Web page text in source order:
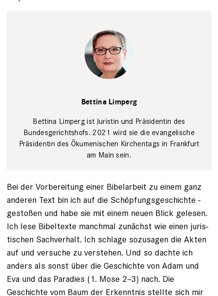
Bettina Limperg
Bettina Limperg ist Juristin und Präsidentin des
Bundesgerichtshofs. 2021 wird sie die evangelische
Präsidentin des Ökumenischen Kirchentags in Frankfurt
am Main sein.
Bei der Vorbereitung einer Bibelarbeit zu einem ganz
anderen Text bin ich auf die Schöpfungsgeschichte ­
gestoßen und habe sie mit einem neuen Blick gelesen.
Ich lese Bibeltexte manchmal zunächst wie einen juris­
tischen Sachverhalt. Ich schlage sozusagen die Akten
auf und versuche zu verstehen. Und so dachte ich
anders als sonst über die Geschichte von Adam und
Eva und das Paradies (1. Mose 2–3) nach. Die
Geschichte vom Baum der Erkenntnis stellte sich mir